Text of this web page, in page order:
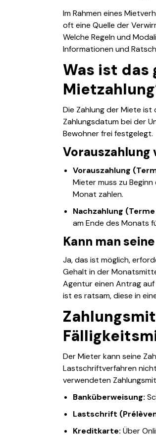
Im Rahmen eines
oft eine Quelle der
Welche Regeln und
Informationen und
Was ist das
Die Zahlung der Miete
Zahlungsdatum bei der
Bewohner frei festgelegt.
Vorauszahlung
Vorauszahlung
Mieter muss zu
Monat zahlen.
Nachzahlung
am Ende des Monats
Kann man
Ja, das ist möglich,
Gehalt in der
Agentur einen Antrag auf
ist es ratsam, diese in
Der Mieter kann seine
Lastschriftverfahren
verwendeten
Banküberweisung:
Lastschrift
Kreditkarte: Über